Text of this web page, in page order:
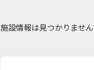
施設情報は見つかりません